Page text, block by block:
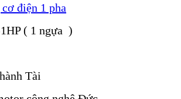
điện 1 pha
( 1 ngựa )
Tài